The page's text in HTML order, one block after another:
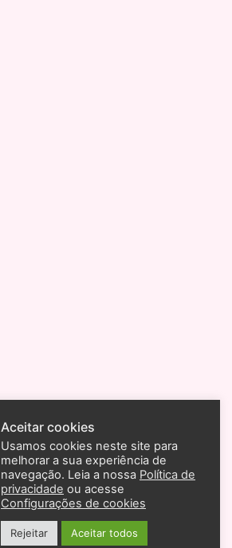
Aceitar cookies
Usamos cookies neste site para
melhorar a sua experiência de
navegação. Leia a nossa Política de
privacidade ou acesse
Configurações de cookies
Rejeitar Aceitar todos